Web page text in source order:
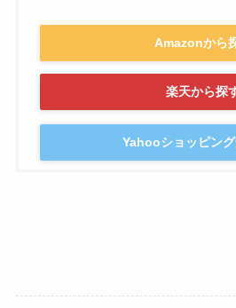
Amazonから
楽天から探
Yahooショッピン